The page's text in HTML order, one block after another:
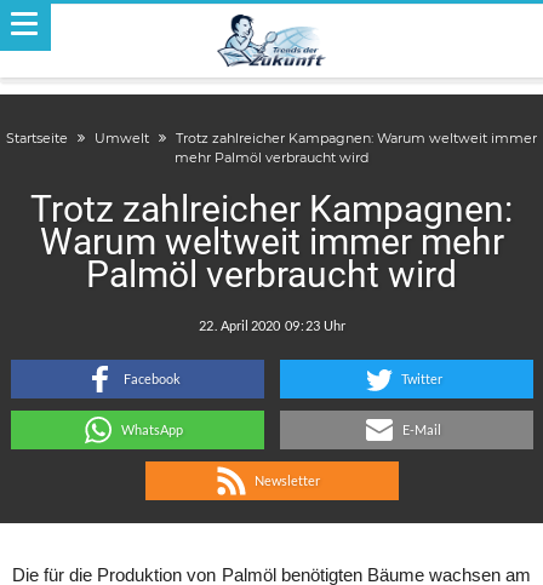
Startseite Umwelt
Trotz zahlreicher Kampagnen: Warum weltweit immer
mehr Palmöl verbraucht wird
Trotz zahlreicher Kampagnen:
Warum weltweit immer mehr
Palmöl verbraucht wird
:
Facebook Twitter
WhatsApp E-Mail
Newsletter
Die für die Produktion von Palmöl benötigten Bäume wachsen am